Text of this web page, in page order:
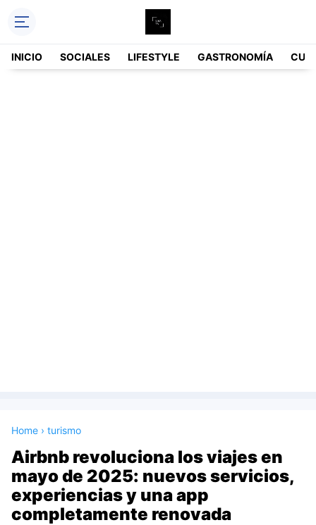
INICIO SOCIALES LIFESTYLE GASTRONOMÍA
Home › turismo
Airbnb revoluciona los viajes en
mayo de 2025: nuevos servicios,
experiencias y una app
completamente renovada